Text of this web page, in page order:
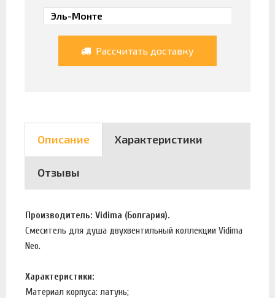
Рассчитать доставку
Описание Характеристики
Отзывы
Производитель: Vidima (Болгария).
Смеситель для душа двухвентильный коллекции Vidima
Neo.
Характеристики:
Материал корпуса: латунь;